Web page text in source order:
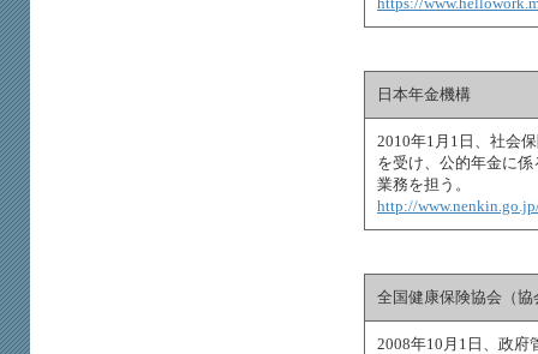
日本年金機構
2010年1月1日、社会
を受け、公的年金に
業務を担う。
http://
全国健康保険協会（協
2008年10月1日、政府